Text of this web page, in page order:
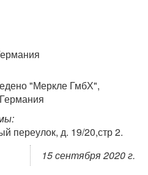
"Меркле ГмбХ",
переулок, д. 19/20,стр 2.
15 сентября 2020 г.